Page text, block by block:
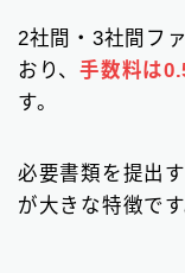
2社間・3社間フ
おり、手数料は
す。
必要書類を提出
が大きな特徴です